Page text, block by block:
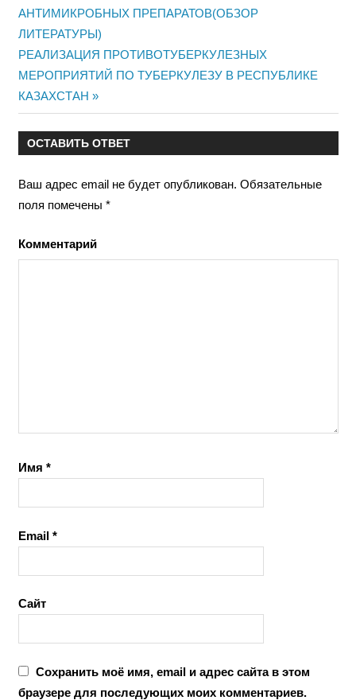
Навигация
по
записям
запись:
АНТИМИКРОБНЫХ ПРЕПАРАТОВ(ОБЗОР
ЛИТЕРАТУРЫ)
Следующая
запись:
РЕАЛИЗАЦИЯ ПРОТИВОТУБЕРКУЛЕЗНЫХ
МЕРОПРИЯТИЙ ПО ТУБЕРКУЛЕЗУ В РЕСПУБЛИКЕ
КАЗАХСТАН
ОСТАВИТЬ ОТВЕТ
Ваш адрес email не будет опубликован. Обязательные
поля помечены *
Комментарий
Имя *
Email *
Сайт
Сохранить моё имя, email и адрес сайта в этом
браузере для последующих моих комментариев.